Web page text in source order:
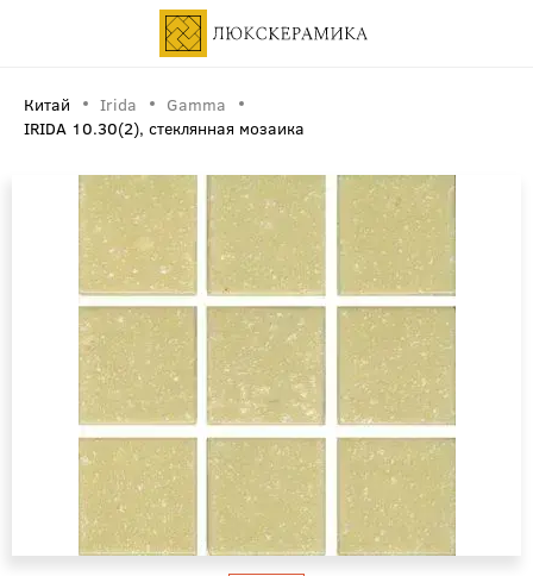
Китай Irida
Gamma
IRIDA 10.30(2), стеклянная мозаика